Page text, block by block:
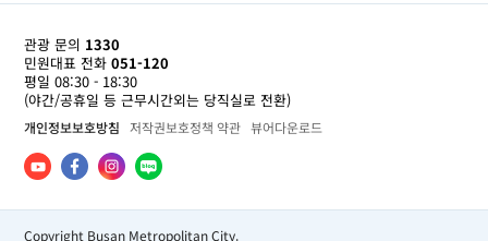
관광 문의 1330
민원대표 전화 051-120
평일 08:30 - 18:30
(야간/공휴일 등 근무시간외는 당직실로 전환)
개인정보보호방침 저작권보호정책 약관 뷰어다운로드
Copyright Busan Metropolitan City.